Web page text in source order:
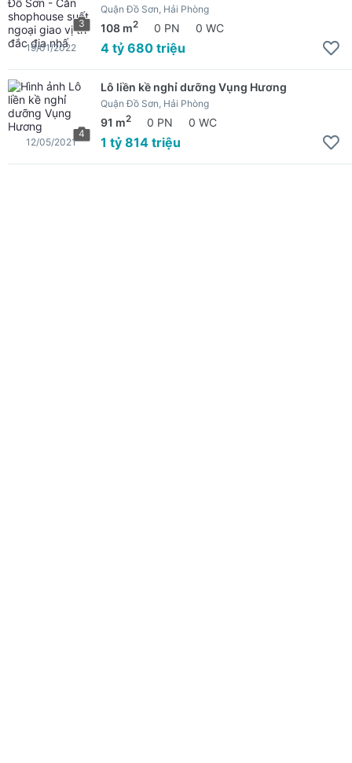
3
Quận Đồ Sơn, Hải Phòng
108 m2 0 PN 0 WC
4 tỷ 680 triệu
19/01/2022
4
Lô liền kề nghỉ dưỡng Vụng Hương
Quận Đồ Sơn, Hải Phòng
91 m2 0 PN 0 WC
1 tỷ 814 triệu
12/05/2021